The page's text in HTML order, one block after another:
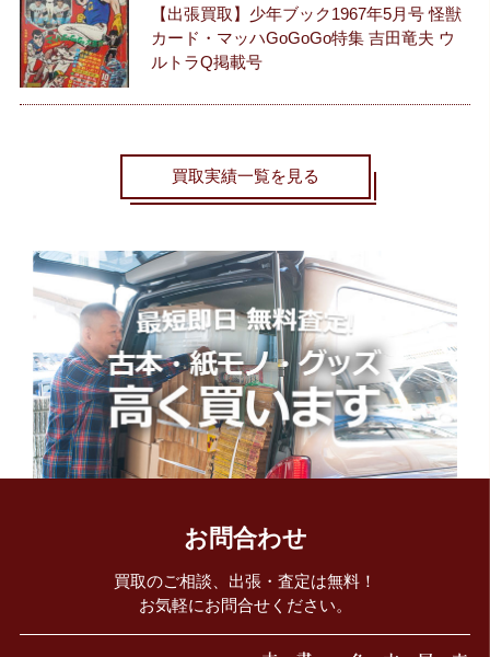
【出張買取】少年ブック1967年5月号 怪獣
カード・マッハGoGoGo特集 吉田竜夫 ウ
ルトラQ掲載号
買取実績一覧を見る
お問合わせ
買取のご相談、出張・査定は無料！
お気軽にお問合せください。